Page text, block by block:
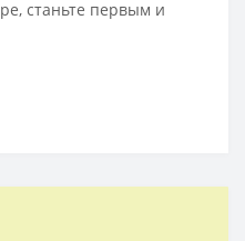
станьте первым и